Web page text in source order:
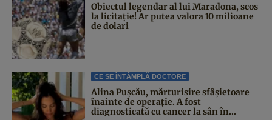
Obiectul legendar al lui Maradona, scos
la licitație! Ar putea valora 10 milioane
de dolari
CE SE ÎNTÂMPLĂ DOCTORE
Alina Pușcău, mărturisire sfâșietoare
înainte de operație. A fost
diagnosticată cu cancer la sân în...